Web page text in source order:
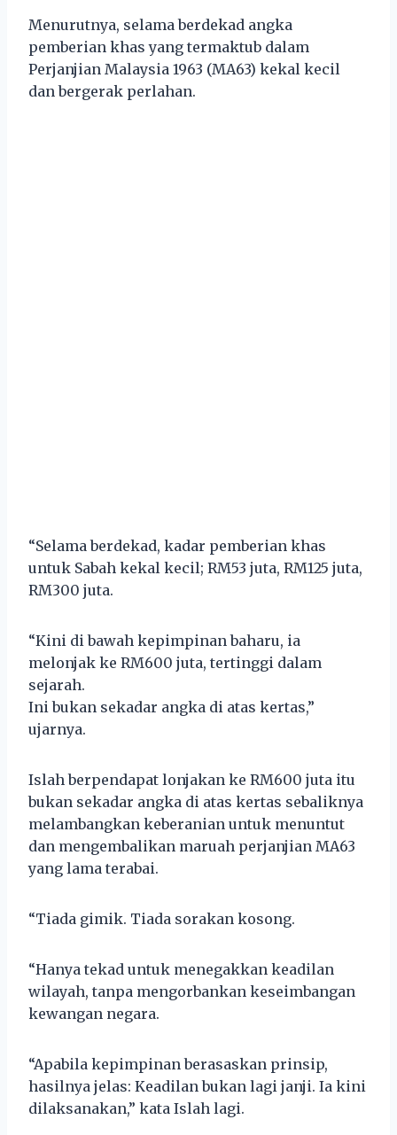
Menurutnya, selama berdekad angka
pemberian khas yang termaktub dalam
Perjanjian Malaysia 1963 (MA63) kekal kecil
dan bergerak perlahan.
“Selama berdekad, kadar pemberian khas
untuk Sabah kekal kecil; RM53 juta, RM125 juta,
RM300 juta.
“Kini di bawah kepimpinan baharu, ia
melonjak ke RM600 juta, tertinggi dalam
sejarah.
Ini bukan sekadar angka di atas kertas,”
ujarnya.
Islah berpendapat lonjakan ke RM600 juta itu
bukan sekadar angka di atas kertas sebaliknya
melambangkan keberanian untuk menuntut
dan mengembalikan maruah perjanjian MA63
yang lama terabai.
“Tiada gimik. Tiada sorakan kosong.
“Hanya tekad untuk menegakkan keadilan
wilayah, tanpa mengorbankan keseimbangan
kewangan negara.
“Apabila kepimpinan berasaskan prinsip,
hasilnya jelas: Keadilan bukan lagi janji. Ia kini
dilaksanakan,” kata Islah lagi.